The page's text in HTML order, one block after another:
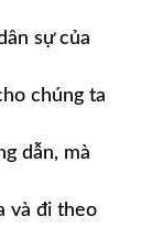
sự của
chúng ta
dẫn, mà
và đi theo